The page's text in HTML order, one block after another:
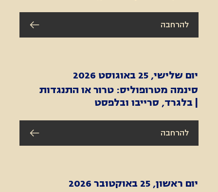
להרחבה
יום שלישי, 25 באוגוסט 2026
סינמה מטרופוליס: טרור או התנגדות
| בלגרד, סרייבו ובלפסט
להרחבה
יום ראשון, 25 באוקטובר 2026